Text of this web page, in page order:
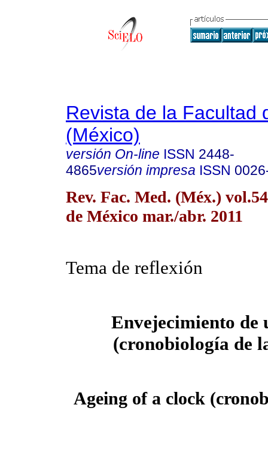
Revista de la Facultad
(México)
versión On-line ISSN 2448-
4865versión impresa ISSN
Rev. Fac. Med. (Méx.)
de México mar./abr. 2011
Tema de reflexión
Envejecimiento de
(cronobiología de
Ageing of a clock